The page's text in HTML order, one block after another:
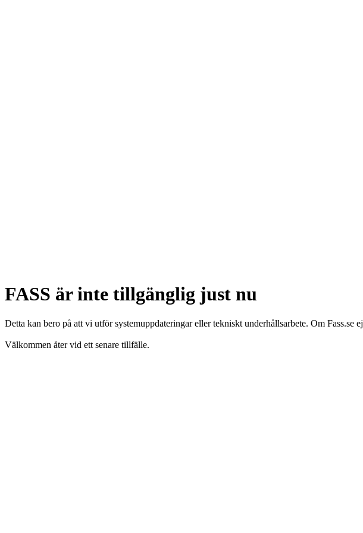
FASS är inte tillgänglig just nu
Detta kan bero på att vi utför systemuppdateringar eller tekniskt underhållsarbete. Om
Välkommen åter vid ett senare tillfälle.